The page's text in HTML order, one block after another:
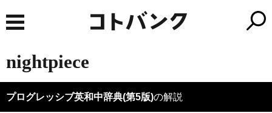
nightpiece
プログレッシブ英和中辞典(第5版)の解説